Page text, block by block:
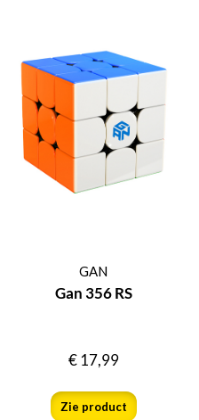
GAN
Gan 356 RS
€17,99
Zie product